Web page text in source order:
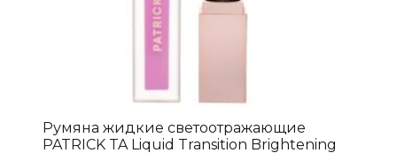
Румяна жидкие светоотражающие
PATRICK TA Liquid Transition Brightening